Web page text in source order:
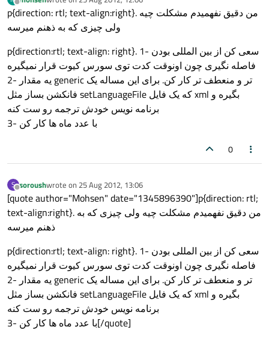
Offline last edited by
p{direction: rtl; text-align:right}. من دقیق نفهمیدم مشکلت چیه
ولی چیزی که به ذهنم میرسه
p{direction:rtl; text-align: right}. 1- سعی کن از بین المللی بودن
فاصله نگیری چون اونوقت کدت توی سورس کیوت قرار نمیگیره
2- یه مقدار generic تر و منعطف تر کار کن. برای این مساله یک
فانکشن بساز مثل setLanguageFile که یک فایل xml بگیره و
برنامه نویس خودش ترجمه رو ست کنه
3- با عدد ماه ها کار کن
0
S
Offline
soroushwrote on 25 Aug 2012, 13:06
last edited by
[quote author="Mohsen" date="1345896390"]p{direction: rtl;
text-align:right}. من دقیق نفهمیدم مشکلت چیه ولی چیزی که به
ذهنم میرسه
p{direction:rtl; text-align: right}. 1- سعی کن از بین المللی بودن
فاصله نگیری چون اونوقت کدت توی سورس کیوت قرار نمیگیره
2- یه مقدار generic تر و منعطف تر کار کن. برای این مساله یک
فانکشن بساز مثل setLanguageFile که یک فایل xml بگیره و
برنامه نویس خودش ترجمه رو ست کنه
3- با عدد ماه ها کار کن[/quote]